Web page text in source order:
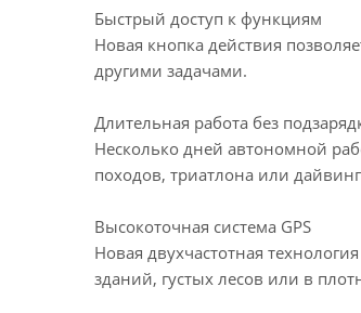
Быстрый доступ к функциям
Новая кнопка действия
другими задачами.
Длительная работа без
Несколько дней автономной
походов, триатлона или
Высокоточная система GPS
Новая двухчастотная
зданий, густых лесов или в